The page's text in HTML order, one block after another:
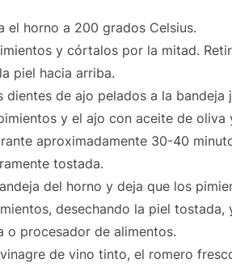
el horno a 200 grados Celsius.
y córtalos por la mitad.
piel hacia arriba.
dientes de ajo pelados a la bandeja
y el ajo con aceite de
aproximadamente 30-40
tostada.
del horno y deja que los
desechando la piel
o procesador de alimentos.
de vino tinto, el romero